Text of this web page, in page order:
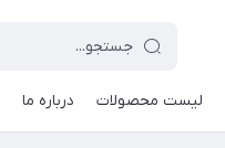
لیست محصولات درباره ما